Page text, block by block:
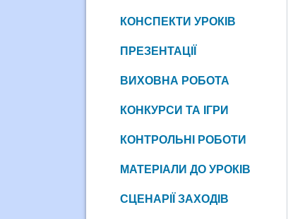
КОНСПЕКТИ УРОКІВ
ПРЕЗЕНТАЦІЇ
ВИХОВНА РОБОТА
КОНКУРСИ ТА ІГРИ
КОНТРОЛЬНІ РОБОТИ
МАТЕРІАЛИ ДО УРОКІВ
СЦЕНАРІЇ ЗАХОДІВ